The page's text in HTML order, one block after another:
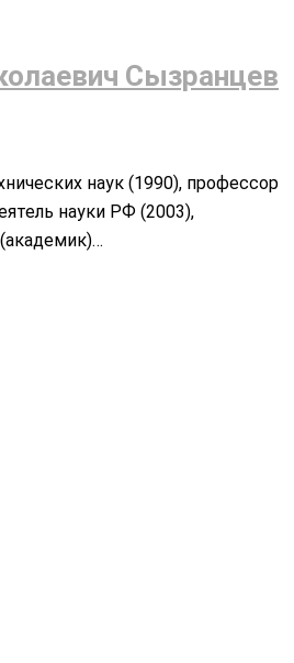
Сызранцев
наук (1990), профессор
науки РФ (2003),